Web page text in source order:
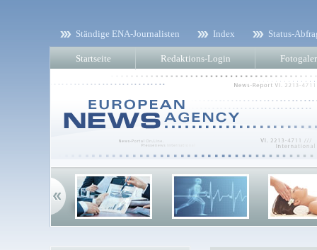
Ständige ENA-Journalisten Index Status-
Startseite Redaktions-Login